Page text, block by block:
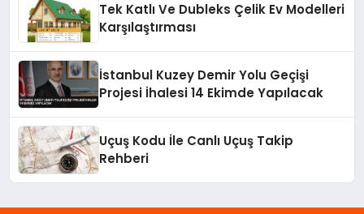
Tek Katlı Ve Dubleks Çelik Ev Modelleri
Karşılaştırması
İstanbul Kuzey Demir Yolu Geçişi
Projesi İhalesi 14 Ekimde Yapılacak
Uçuş Kodu İle Canlı Uçuş Takip
Rehberi